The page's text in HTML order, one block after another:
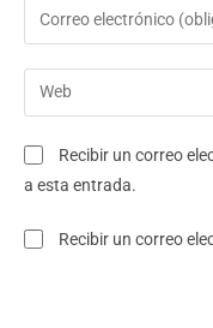
Recibir un correo
a esta entrada.
Recibir un correo